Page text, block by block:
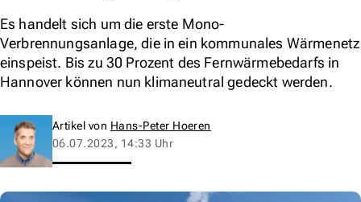
Es handelt sich um die erste Mono-
Verbrennungsanlage, die in ein kommunales Wärmenetz
einspeist. Bis zu 30 Prozent des Fernwärmebedarfs in
Hannover können nun klimaneutral gedeckt werden.
Artikel von Hans-Peter Hoeren
06.07.2023, 14:33 Uhr